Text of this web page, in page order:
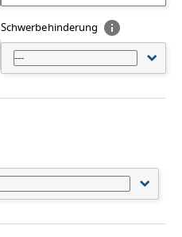
Schwerbehinderung
---